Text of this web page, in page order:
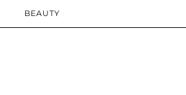
BEAUTY